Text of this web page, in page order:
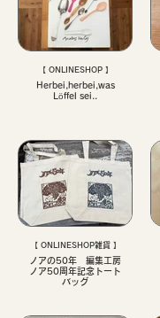
【 ONLINESHOP 】
Herbei,herbei,was
Löffel sei..
【 ONLINESHOP雑貨 】
ノアの50年 編集工房
ノア50周年記念トート
バッグ